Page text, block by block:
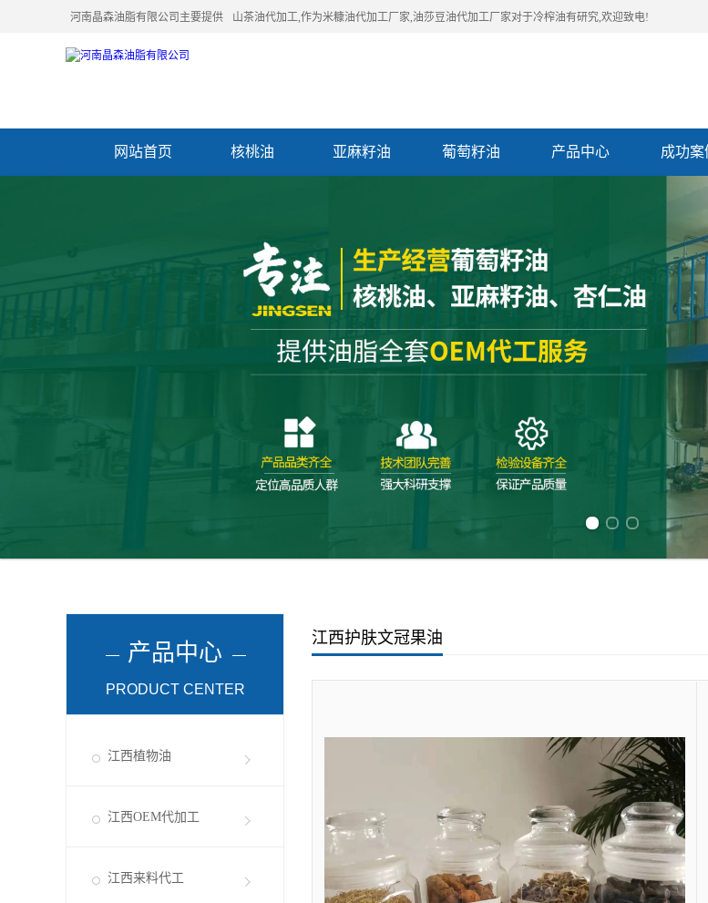
河南晶森油脂有限公司主要提供 山茶油代加工,作为米糠油代加工厂家,油莎豆油代加工厂家对于冷榨油有研究,欢迎致电!
网站首页 核桃油 亚麻籽油 葡萄籽油 产品中心 成功案
产品中心
PRODUCT CENTER
江西植物油
江西OEM代加工
江西来料代工
江西护肤文冠果油